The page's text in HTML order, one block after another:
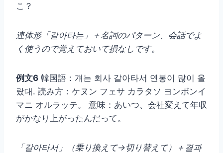
こ？
連体形「갈아타는」＋名詞のパターン、会話でよ
く使うので覚えておいて損なしです。
例文6 韓国語：걔는 회사 갈아타서 연봉이 많이 올
랐대. 読み方：ケヌン フェサ カラタソ ヨンボンイ
マニ オルラッテ。 意味：あいつ、会社変えて年収
がかなり上がったんだって。
「갈아타서」（乗り換えて→切り替えて）＋결과